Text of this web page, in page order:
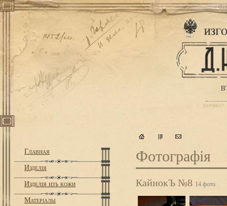
Главная
Изделiя
Изделiя изъ кожи
Матерiалы
Фотографiя
КайнокЪ №8 14 фото